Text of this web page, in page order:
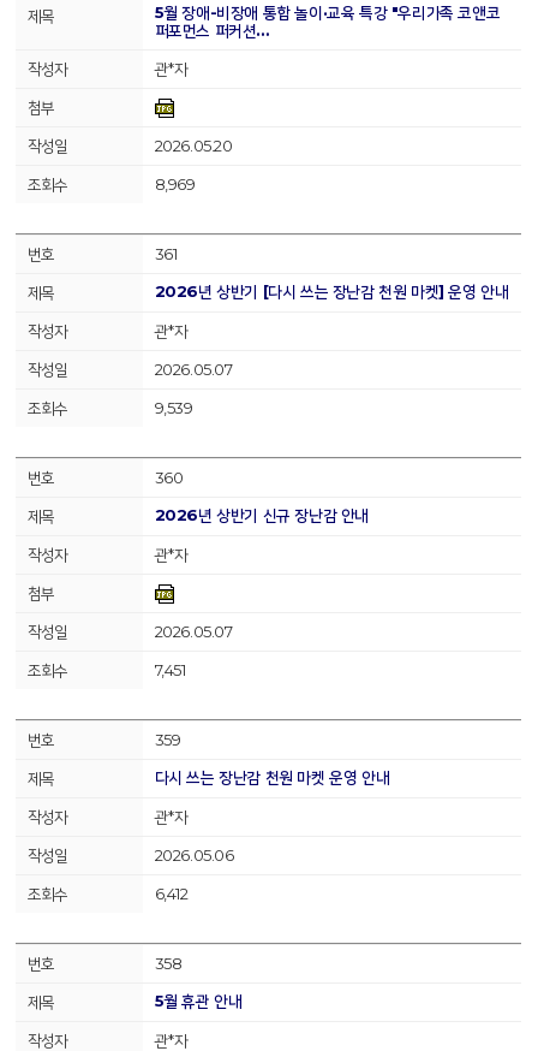
5월 장애-비장애 통합 놀이·교육 특강 "우리가족 코앤코
퍼포먼스 퍼커션…
관*자
2026.05.20
8,969
361
2026년 상반기 [다시 쓰는 장난감 천원 마켓] 운영 안내
관*자
2026.05.07
9,539
360
2026년 상반기 신규 장난감 안내
관*자
2026.05.07
7,451
359
다시 쓰는 장난감 천원 마켓 운영 안내
관*자
2026.05.06
6,412
358
5월 휴관 안내
관*자